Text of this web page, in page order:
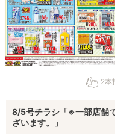
2本
8/5号チラシ「※一部店舗
ざいます。」